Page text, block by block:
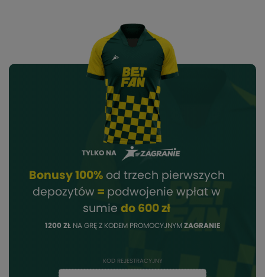
TYLKO NA
Bonusy 100% od trzech pierwszych
depozytów = podwojenie wpłat w
sumie do 600 zł
1200 ZŁ NA GRĘ Z KODEM PROMOCYJNYM ZAGRANIE
KOD REJESTRACYJNY